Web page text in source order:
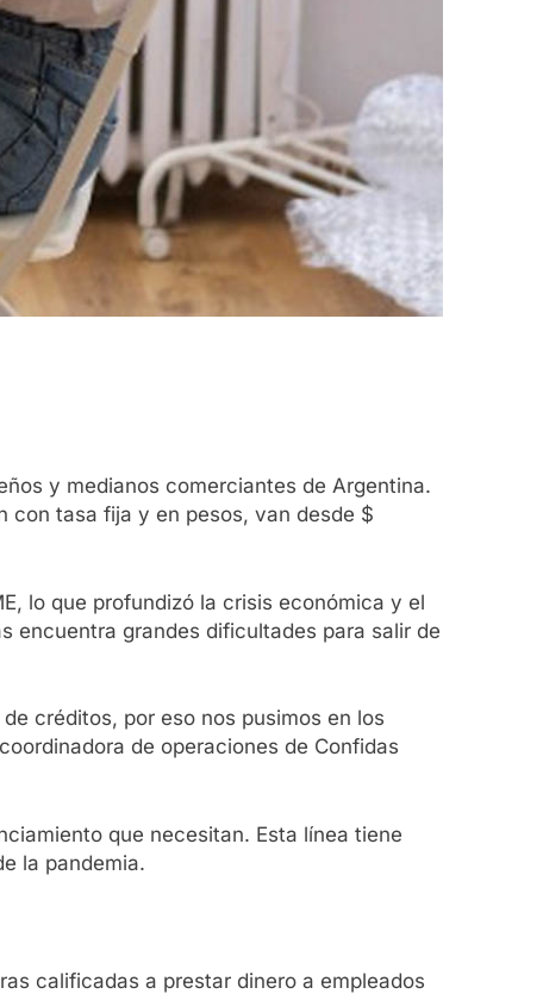
y medianos comerciantes de Argentina.
con tasa fija y en pesos, van desde $
lo que profundizó la crisis económica y el
encuentra grandes dificultades para salir de
créditos, por eso nos pusimos en los
de operaciones de Confidas
que necesitan. Esta línea tiene
la pandemia.
calificadas a prestar dinero a empleados